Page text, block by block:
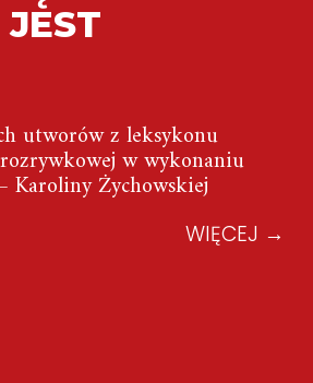
utworów z leksykonu
w wykonaniu
Karoliny Żychowskiej
WIĘCEJ →